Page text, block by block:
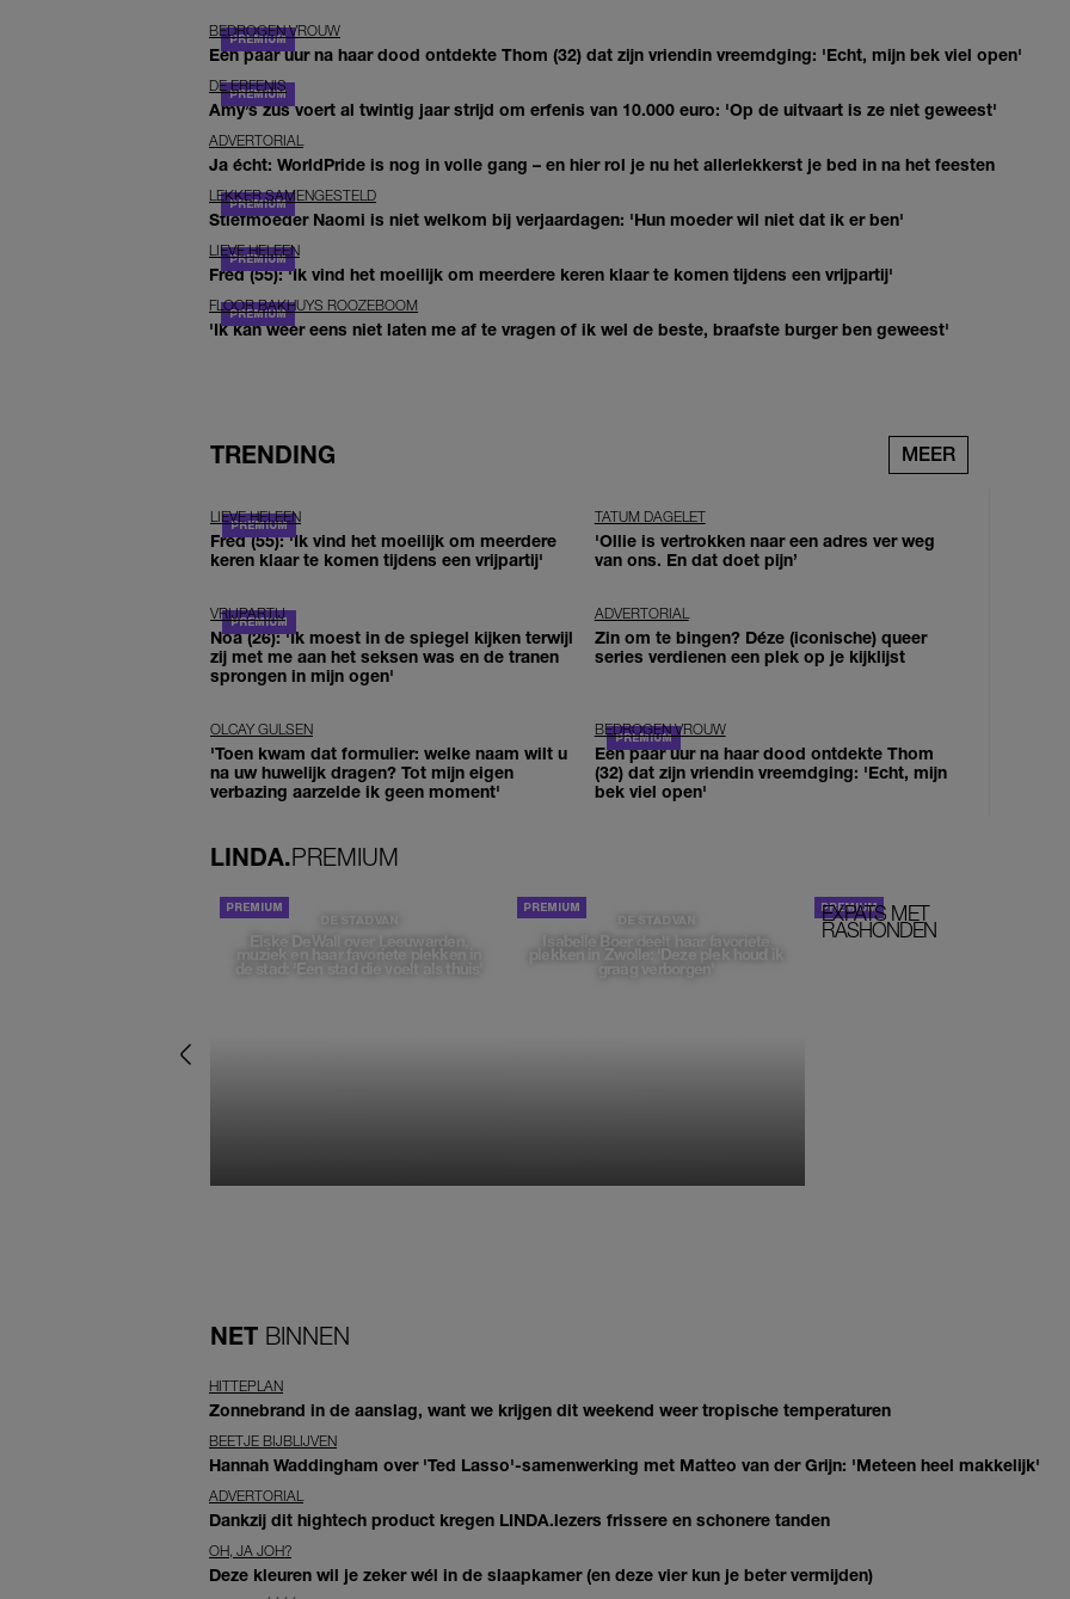
BEDROGEN VROUW
Een paar uur na haar dood ontdekte Thom (32) dat zijn vriendin vreemdging: 'Echt, mijn bek viel open'
DE ERFENIS
Amy’s zus voert al twintig jaar strijd om erfenis van 10.000 euro: 'Op de uitvaart is ze niet geweest'
ADVERTORIAL
Ja écht: WorldPride is nog in volle gang – en hier rol je nu het allerlekkerst je bed in na het feesten
LEKKER SAMENGESTELD
Stiefmoeder Naomi is niet welkom bij verjaardagen: 'Hun moeder wil niet dat ik er ben'
LIEVE HELEEN
Fred (55): 'Ik vind het moeilijk om meerdere keren klaar te komen tijdens een vrijpartij'
FLOOR BAKHUYS ROOZEBOOM
'Ik kan weer eens niet laten me af te vragen of ik wel de beste, braafste burger ben geweest'
TRENDING MEER
LIEVE HELEEN
Fred (55): 'Ik vind het moeilijk om meerdere
keren klaar te komen tijdens een vrijpartij'
TATUM DAGELET
'Ollie is vertrokken naar een adres ver weg
van ons. En dat doet pijn’
VRIJPARTIJ
Noa (26): 'Ik moest in de spiegel kijken terwijl
zij met me aan het seksen was en de tranen
sprongen in mijn ogen'
ADVERTORIAL
Zin om te bingen? Déze (iconische) queer
series verdienen een plek op je kijklijst
OLCAY GULSEN
'Toen kwam dat formulier: welke naam wilt u
na uw huwelijk dragen? Tot mijn eigen
verbazing aarzelde ik geen moment'
BEDROGEN VROUW
Een paar uur na haar dood ontdekte Thom
(32) dat zijn vriendin vreemdging: 'Echt, mijn
bek viel open'
LINDA.PREMIUM
DE STAD VAN
Elske DeWall over Leeuwarden,
muziek en haar favoriete plekken in
de stad: 'Een stad die voelt als thuis'
DE STAD VAN
Isabelle Boer deelt haar favoriete
plekken in Zwolle: 'Deze plek houd ik
graag verborgen'
EXPATS MET
RASHONDEN
NET BINNEN
HITTEPLAN
Zonnebrand in de aanslag, want we krijgen dit weekend weer tropische temperaturen
BEETJE BIJBLIJVEN
Hannah Waddingham over 'Ted Lasso'-samenwerking met Matteo van der Grijn: 'Meteen heel makkelijk'
ADVERTORIAL
Dankzij dit hightech product kregen LINDA.lezers frissere en schonere tanden
OH, JA JOH?
Deze kleuren wil je zeker wél in de slaapkamer (en deze vier kun je beter vermijden)